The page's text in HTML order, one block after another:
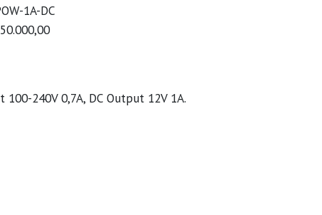
1A-DC
240V 0,7A, DC Output 12V 1A.